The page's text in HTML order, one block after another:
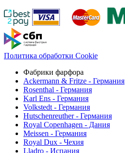
Политика обработки Cookie
Фабрики фарфора
Ackermann & Fritze - Германия
Rosenthal - Германия
Karl Ens - Германия
Volkstedt - Германия
Hutschenreuther - Германия
Royal Copenhagen - Дания
Meissen - Германия
Royal Dux - Чехия
Lladro - Испания